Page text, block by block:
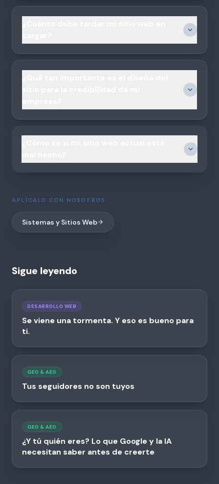
APLÍCALO CON NOSOTROS
Sistemas y Sitios Web
Sigue leyendo
DESARROLLO WEB
Se viene una tormenta. Y eso es bueno para
ti.
GEO & AEO
Tus seguidores no son tuyos
GEO & AEO
¿Y tú quién eres? Lo que Google y la IA
necesitan saber antes de creerte